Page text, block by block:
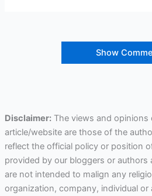
Show
Disclaimer:The views and opinions
article/website are those of the
reflect the official policy or position
provided by our bloggers or authors
are not intended to malign any
organization, company, individual